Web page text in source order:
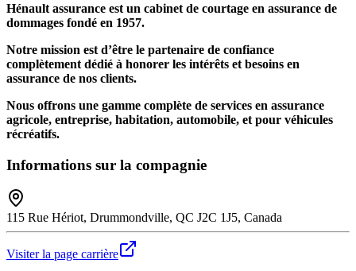
Hénault assurance est un cabinet de courtage en assurance de
dommages fondé en 1957.
Notre mission est d’être le partenaire de confiance
complètement dédié à honorer les intérêts et besoins en
assurance de nos clients.
Nous offrons une gamme complète de services en assurance
agricole, entreprise, habitation, automobile, et pour véhicules
récréatifs.
Informations sur la compagnie
115 Rue Hériot, Drummondville, QC J2C 1J5, Canada
Visiter la page carrière